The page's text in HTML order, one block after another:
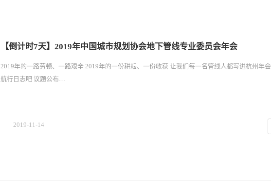
【倒计时7天】2019年中国城市规划协会地下管线专业委员会年会
2019年的一路劳顿、一路艰辛 2019年的一份耕耘、一份收获 让我们每一名管线人都写进杭州年
航行日志吧 议题公布…
2019-11-14